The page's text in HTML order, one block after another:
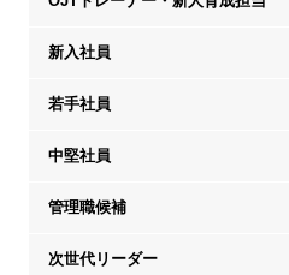
新入社員
若手社員
中堅社員
管理職候補
次世代リーダー